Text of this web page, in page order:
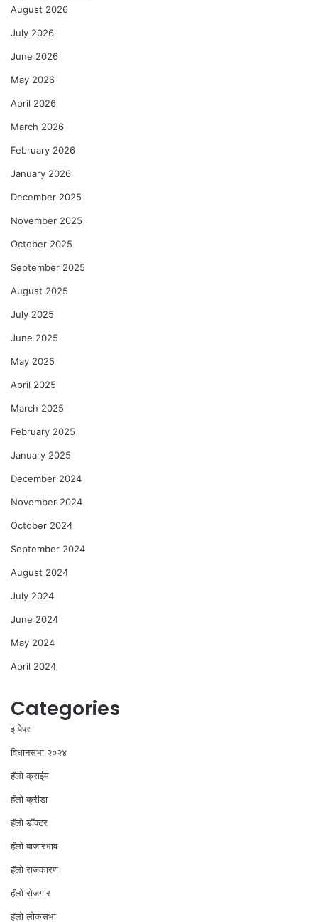
August 2026
July 2026
June 2026
May 2026
April 2026
March 2026
February 2026
January 2026
December 2025
November 2025
October 2025
September 2025
August 2025
July 2025
June 2025
May 2025
April 2025
March 2025
February 2025
January 2025
December 2024
November 2024
October 2024
September 2024
August 2024
July 2024
June 2024
May 2024
April 2024
Categories
इ पेपर
विधानसभा २०२४
⁠हॅलो क्राईम
हॅलो क्रीडा
हॅलो डॉक्टर
हॅलो बाजारभाव
हॅलो राजकारण
⁠हॅलो रोजगार
हॅलो लोकसभा